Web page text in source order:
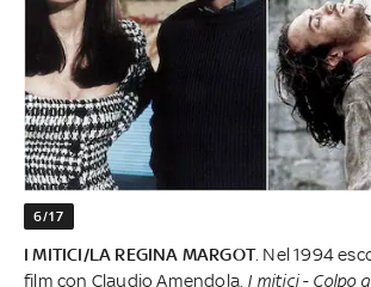
6/17
I MITICI/LA REGINA MARGOT. Nel 1994
film con Claudio Amendola. I mitici - Colpo